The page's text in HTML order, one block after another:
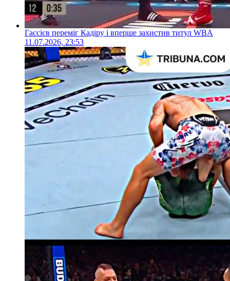
Гассієв переміг Кадіру і вперше захистив титул WBA
11.07.2026, 23:53